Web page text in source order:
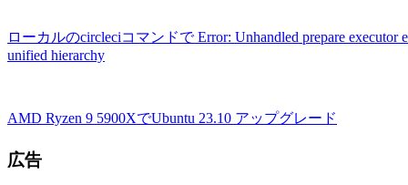
ローカルのcircleciコマンドで Error: Unhandled prepare executor
unified hierarchy
AMD Ryzen 9 5900XでUbuntu 23.10 アップグレード
広告